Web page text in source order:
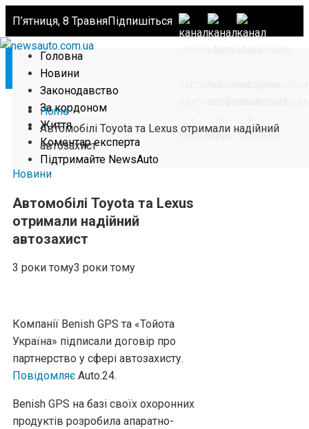
П’ятниця, 8 ТравняПідпишіться
Головна
Новини
Законодавство
За кордоном
Життя
Коментар експерта
Підтримайте NewsAuto
Home
Автомобілі Toyota та Lexus отримали надійний
автозахист
Новини
Автомобілі Toyota та Lexus
отримали надійний
автозахист
3 роки тому3 роки тому
Компанії Benish GPS та «Тойота
Україна» підписали договір про
партнерство у сфері автозахисту.
Повідомляє Аuto.24.
Benish GPS на базі своїх охоронних
продуктів розробила апаратно-